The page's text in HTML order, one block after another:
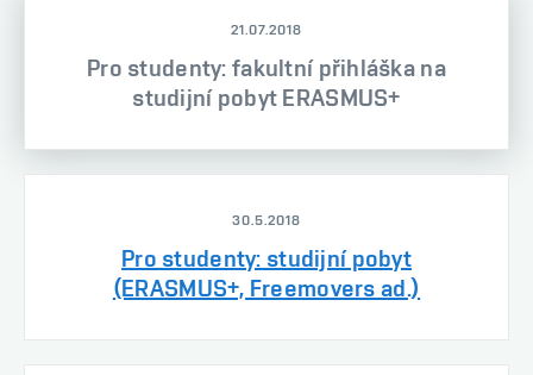
21.07.2018
Pro studenty: fakultní přihláška na
studijní pobyt ERASMUS+
30.5.2018
Pro studenty: studijní pobyt
(ERASMUS+, Freemovers ad.)